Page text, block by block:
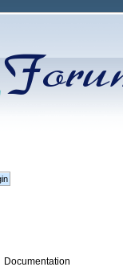
Documentation